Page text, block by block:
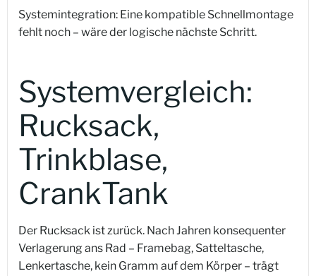
Systemintegration: Eine kompatible Schnellmontage
fehlt noch – wäre der logische nächste Schritt.
Systemvergleich:
Rucksack,
Trinkblase,
CrankTank
Der Rucksack ist zurück. Nach Jahren konsequenter
Verlagerung ans Rad – Framebag, Satteltasche,
Lenkertasche, kein Gramm auf dem Körper – trägt